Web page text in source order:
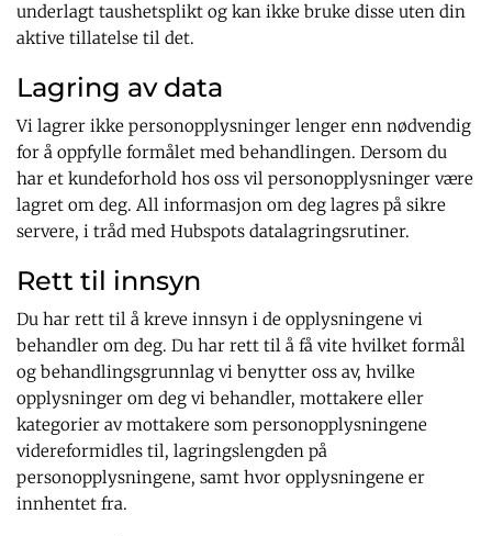
underlagt taushetsplikt og kan ikke bruke disse uten din
aktive tillatelse til det.
Lagring av data
Vi lagrer ikke personopplysninger lenger enn nødvendig
for å oppfylle formålet med behandlingen. Dersom du
har et kundeforhold hos oss vil personopplysninger være
lagret om deg. All informasjon om deg lagres på sikre
servere, i tråd med Hubspots datalagringsrutiner.
Rett til innsyn
Du har rett til å kreve innsyn i de opplysningene vi
behandler om deg. Du har rett til å få vite hvilket formål
og behandlingsgrunnlag vi benytter oss av, hvilke
opplysninger om deg vi behandler, mottakere eller
kategorier av mottakere som personopplysningene
videreformidles til, lagringslengden på
personopplysningene, samt hvor opplysningene er
innhentet fra.